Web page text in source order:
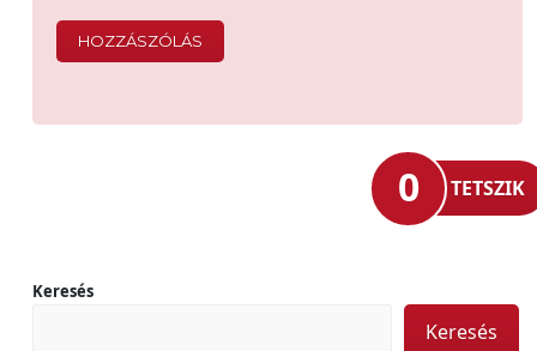
0 TETSZIK
Keresés
Keresés